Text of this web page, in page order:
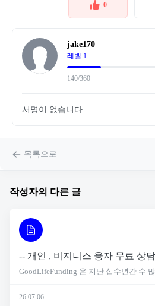
0
jake170
레벨 1
140/360
서명이 없습니다.
목록으로
작성자의 다른 글
-- 개인 , 비지니스 융자 무료 상
GoodLifeFunding 은 지난 십수년간 수
26.07.06